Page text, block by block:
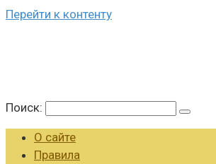
Перейти к контенту
Поиск:
О сайте
Правила